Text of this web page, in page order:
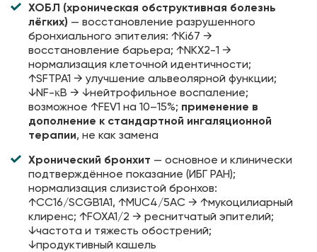
ХОБЛ (хроническая обструктивная болезнь
лёгких) — восстановление разрушенного
бронхиального эпителия: ↑Ki67 →
восстановление барьера; ↑NKX2-1 →
нормализация клеточной идентичности;
↑SFTPA1 → улучшение альвеолярной функции;
↓NF-κB → ↓нейтрофильное воспаление;
возможное ↑FEV1 на 10–15%; применение в
дополнение к стандартной ингаляционной
терапии, не как замена
Хронический бронхит — основное и клинически
подтверждённое показание (ИБГ РАН);
нормализация слизистой бронхов:
↑CC16/SCGB1A1, ↑MUC4/5AC → ↑мукоцилиарный
клиренс; ↑FOXA1/2 → реснитчатый эпителий;
↓частота и тяжесть обострений;
↓продуктивный кашель